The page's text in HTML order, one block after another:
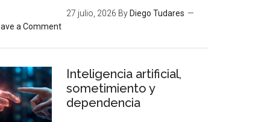
27 julio, 2026 By Diego Tudares
a Comment
Inteligencia artificial,
sometimiento y
dependencia